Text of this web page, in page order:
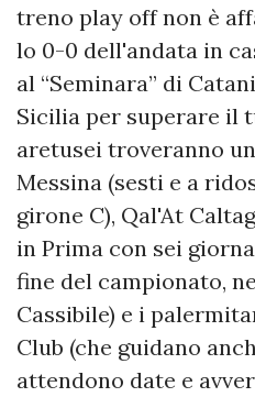
treno play off non è
lo 0-0 dell'andata in
al “Seminara” di
Sicilia per superare il
aretusei troveranno
Messina (sesti e a
girone C), Qal'At
in Prima con sei
fine del campionato,
Cassibile) e i
Club (che guidano
attendono date e